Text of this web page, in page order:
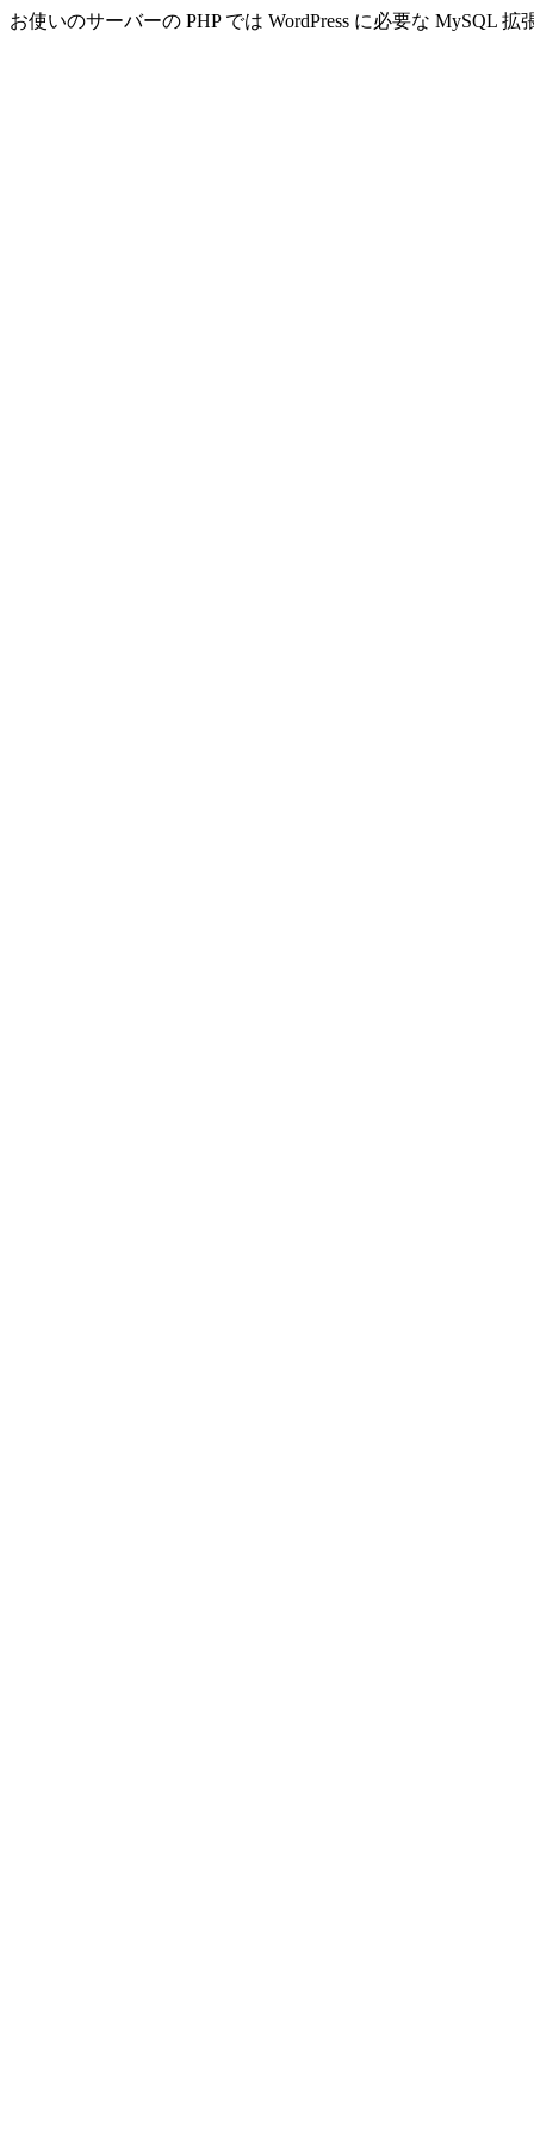
お使いのサーバーの PHP では WordPress に必要な MySQL